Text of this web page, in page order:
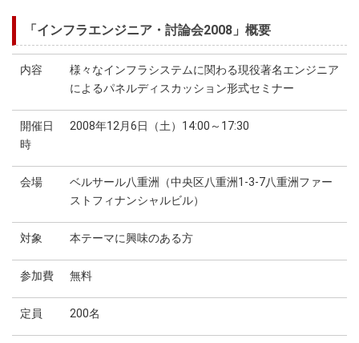
「インフラエンジニア・討論会2008」概要
内容
様々なインフラシステムに関わる現役著名エンジニア
によるパネルディスカッション形式セミナー
開催日
時
2008年12月6日（土）14:00～17:30
会場
ベルサール八重洲（中央区八重洲1-3-7八重洲ファー
ストフィナンシャルビル）
対象 本テーマに興味のある方
参加費 無料
定員 200名